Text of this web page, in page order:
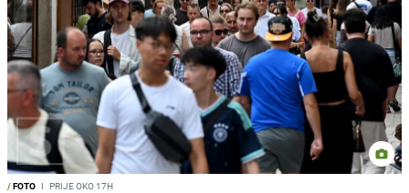
/FOTO I PRIJE OKO 17H